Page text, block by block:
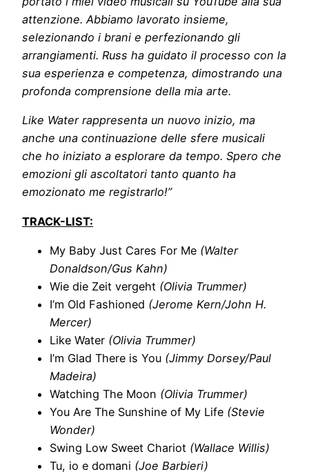
attenzione. Abbiamo lavorato insieme,
selezionando i brani e perfezionando gli
arrangiamenti. Russ ha guidato il processo con la
sua esperienza e competenza, dimostrando una
profonda comprensione della mia arte.
Like Water rappresenta un nuovo inizio, ma
anche una continuazione delle sfere musicali
che ho iniziato a esplorare da tempo. Spero che
emozioni gli ascoltatori tanto quanto ha
emozionato me registrarlo!”
TRACK-LIST:
My Baby Just Cares For Me (Walter
Donaldson/Gus Kahn)
Wie die Zeit vergeht (Olivia Trummer)
I’m Old Fashioned (Jerome Kern/John H.
Mercer)
Like Water (Olivia Trummer)
I’m Glad There is You (Jimmy Dorsey/Paul
Madeira)
Watching The Moon (Olivia Trummer)
You Are The Sunshine of My Life (Stevie
Wonder)
Swing Low Sweet Chariot (Wallace Willis)
Tu, io e domani (Joe Barbieri)